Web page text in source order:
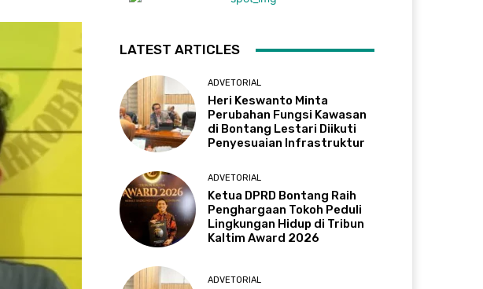
LATEST ARTICLES
ADVETORIAL
Heri Keswanto Minta
Perubahan Fungsi Kawasan
di Bontang Lestari Diikuti
Penyesuaian Infrastruktur
ADVETORIAL
Ketua DPRD Bontang Raih
Penghargaan Tokoh Peduli
Lingkungan Hidup di Tribun
Kaltim Award 2026
ADVETORIAL